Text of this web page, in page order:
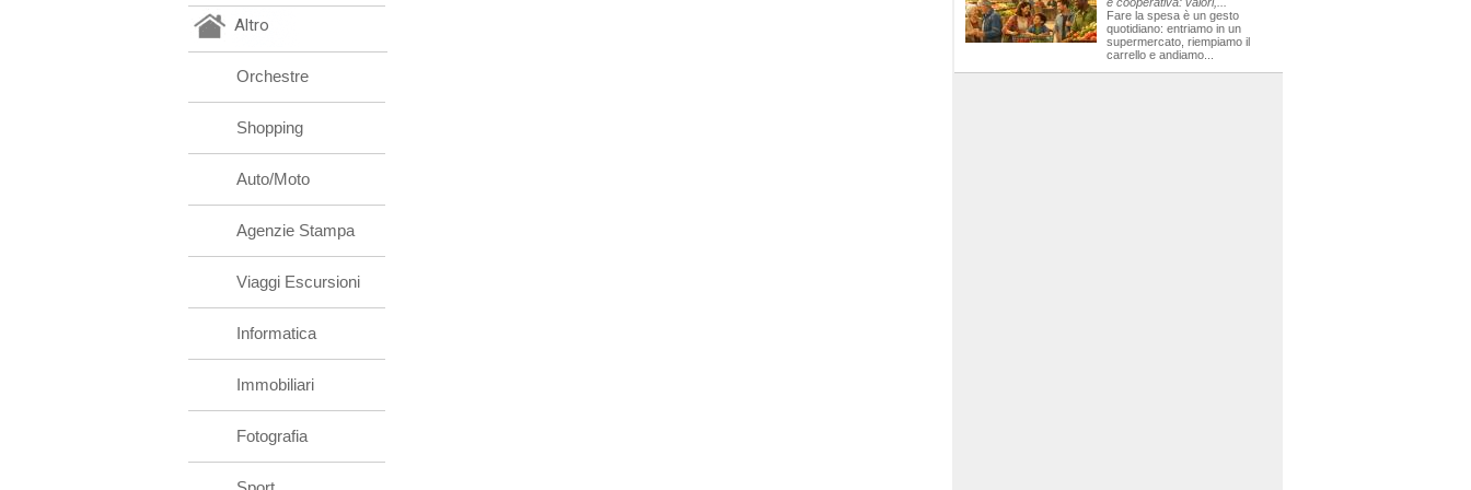
Altro
Orchestre
Shopping
Auto/Moto
Agenzie Stampa
Viaggi Escursioni
Informatica
Immobiliari
Fotografia
Fare la spesa è un gesto
quotidiano: entriamo in un
supermercato, riempiamo il
carrello e andiamo...